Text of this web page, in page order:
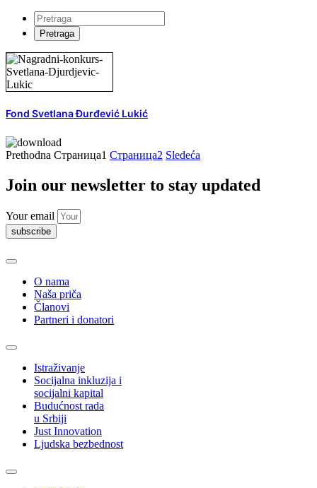
Fond Svetlana Đurđević Lukić
Prethodna Страница1 Страница2 Sledeća
Join our newsletter to stay updated
Your email
subscribe
O nama
Naša priča
Članovi
Partneri i donatori
Istraživanje
Socijalna inkluzija i
socijalni kapital
Budućnost rada
u Srbiji
Just Innovation
Ljudska bezbednost